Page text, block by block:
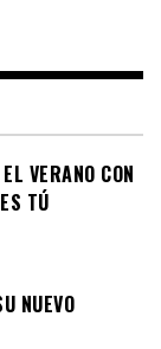
VERANO CON
TÚ
NUEVO